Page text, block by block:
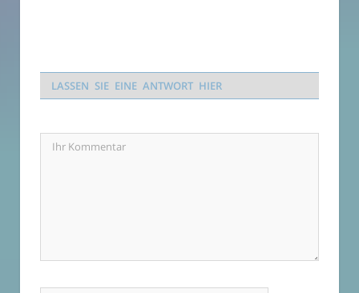
LASSEN SIE EINE ANTWORT HIER